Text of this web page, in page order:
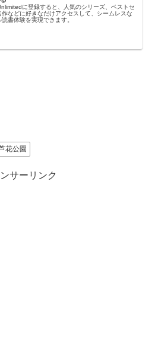
に登録すると、人気のシリーズ、ベストセ
作などに好きなだけアクセスして、シームレスな
書体験を実現できます。
花公園
サーリンク